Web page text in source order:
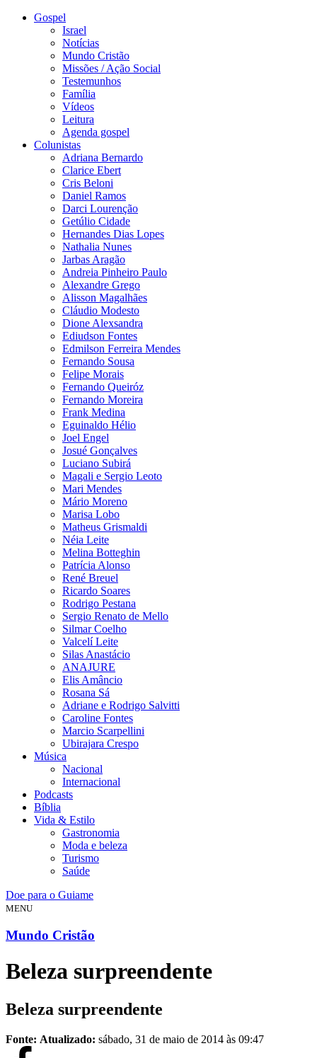
Gospel
Israel
Notícias
Mundo Cristão
Missões / Ação Social
Testemunhos
Família
Vídeos
Leitura
Agenda gospel
Colunistas
Adriana Bernardo
Clarice Ebert
Cris Beloni
Daniel Ramos
Darci Lourenção
Getúlio Cidade
Hernandes Dias Lopes
Nathalia Nunes
Jarbas Aragão
Andreia Pinheiro Paulo
Alexandre Grego
Alisson Magalhães
Cláudio Modesto
Dione Alexsandra
Ediudson Fontes
Edmilson Ferreira Mendes
Fernando Sousa
Felipe Morais
Fernando Queiróz
Fernando Moreira
Frank Medina
Eguinaldo Hélio
Joel Engel
Josué Gonçalves
Luciano Subirá
Magali e Sergio Leoto
Mari Mendes
Mário Moreno
Marisa Lobo
Matheus Grismaldi
Néia Leite
Melina Botteghin
Patrícia Alonso
René Breuel
Ricardo Soares
Rodrigo Pestana
Sergio Renato de Mello
Silmar Coelho
Valcelí Leite
Silas Anastácio
ANAJURE
Elis Amâncio
Rosana Sá
Adriane e Rodrigo Salvitti
Caroline Fontes
Marcio Scarpellini
Ubirajara Crespo
Música
Nacional
Internacional
Podcasts
Bíblia
Vida & Estilo
Gastronomia
Moda e beleza
Turismo
Saúde
Doe para o Guiame
MENU
Mundo Cristão
Beleza surpreendente
Beleza surpreendente
Fonte: Atualizado: sábado, 31 de maio de 2014 às 09:47